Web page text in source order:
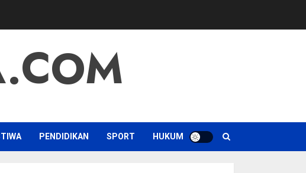
PENDIDIKAN SPORT HUKUM